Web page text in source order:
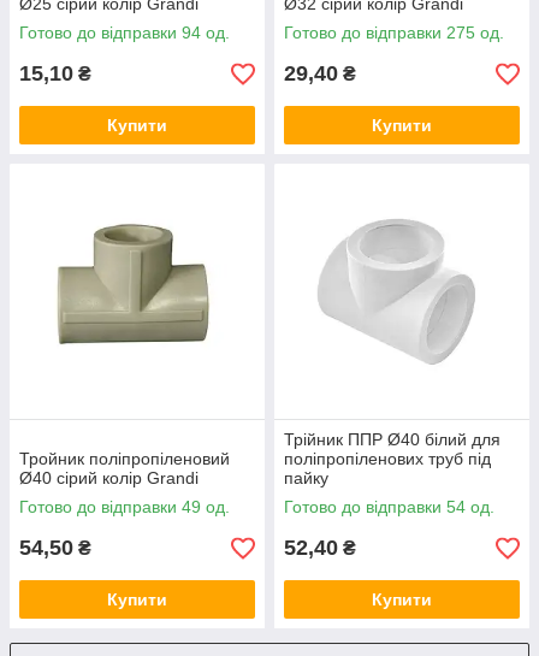
Готово до відправки 94 од.
15,10 ₴
Купити
Готово до відправки 275 од.
29,40 ₴
Купити
Тройник поліпропіленовий
Ø40 сірий колір Grandi
Готово до відправки 49 од.
54,50 ₴
Купити
Трійник ППР Ø40 білий для
поліпропіленових труб під
пайку
Готово до відправки 54 од.
52,40 ₴
Купити